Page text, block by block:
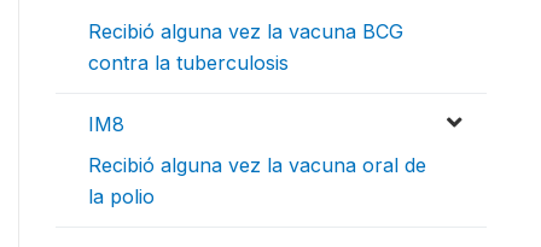
Recibió alguna vez la vacuna BCG
contra la tuberculosis
IM8
Recibió alguna vez la vacuna oral de
la polio